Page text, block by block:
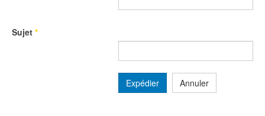
Sujet *
Expédier Annuler